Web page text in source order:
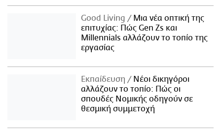
Good Living
Μια νέα οπτική της
επιτυχίας: Πώς Gen Zs και
Millennials αλλάζουν το τοπίο της
εργασίας
Εκπαίδευση
Νέοι δικηγόροι
αλλάζουν το τοπίο: Πώς οι
σπουδές Νομικής οδηγούν σε
θεσμική συμμετοχή